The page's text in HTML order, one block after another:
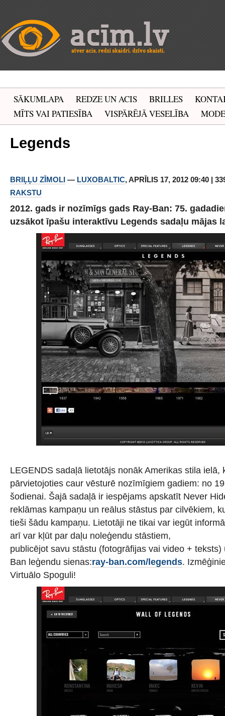
SĀKUMLAPA REDZE UN ACIS BRILLES
MĪTS VAI PATIESĪBA
VISPĀRĒJĀ VESELĪBA MODE
Legends
BRIĻĻU ZĪMOLI — LUXOBALTIC, APRĪLIS 17, 2012 09:40 |
RAKSTU
2012. gads ir nozīmīgs gads Ray-Ban: 75.
uzsākot īpašu interaktīvu Legends sadaļu mājas
LEGENDS sadaļā lietotājs nonāk Amerikas stila ielā,
pārvietojoties caur vēsturē nozīmīgiem gadiem: no
šodienai. Šajā sadaļā ir iespējams apskatīt Never
reklāmas kampaņu un reālus stāstus par cilvēkiem,
tieši šādu kampaņu. Lietotāji ne tikai var iegūt
arī var kļūt par daļu noleģendu stāstiem,
publicējot savu stāstu (fotogrāfijas vai video + teksts)
Ban leģendu sienas:ray-ban.com/legends.
Virtuālo Spoguli!